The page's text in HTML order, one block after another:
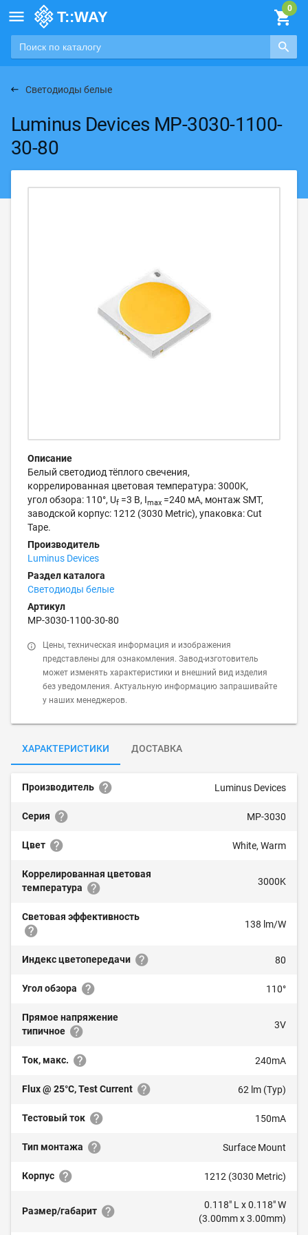

Светодиоды белые
Luminus Devices MP-3030-1100-
30-80
Описание
Белый светодиод тёплого свечения,
коррелированная цветовая температура: 3000K,
угол обзора: 110°, Uf =3 В, Imax =240 мА, монтаж SMT,
заводской корпус: 1212 (3030 Metric), упаковка: Cut
Tape.
Производитель
Luminus Devices
Раздел каталога
Светодиоды белые
Артикул
MP-3030-1100-30-80
Цены, техническая информация и изображения
представлены для ознакомления. Завод-изготовитель
может изменять характеристики и внешний вид изделия
без уведомления. Актуальную информацию запрашивайте
у наших менеджеров.
ХАРАКТЕРИСТИКИ ДОСТАВКА
Производитель Luminus Devices
Серия MP-3030
Цвет White, Warm
Коррелированная цветовая
температура
3000K
Световая эффективность
138 lm/W
Индекс цветопередачи 80
Угол обзора 110°
Прямое напряжение
типичное
3V
Ток, макс. 240mA
Flux @ 25°C, Test Current 62 lm (Typ)
Тестовый ток 150mA
Тип монтажа Surface Mount
Корпус 1212 (3030 Metric)
Размер/габарит
0.118" L x 0.118" W
(3.00mm x 3.00mm)